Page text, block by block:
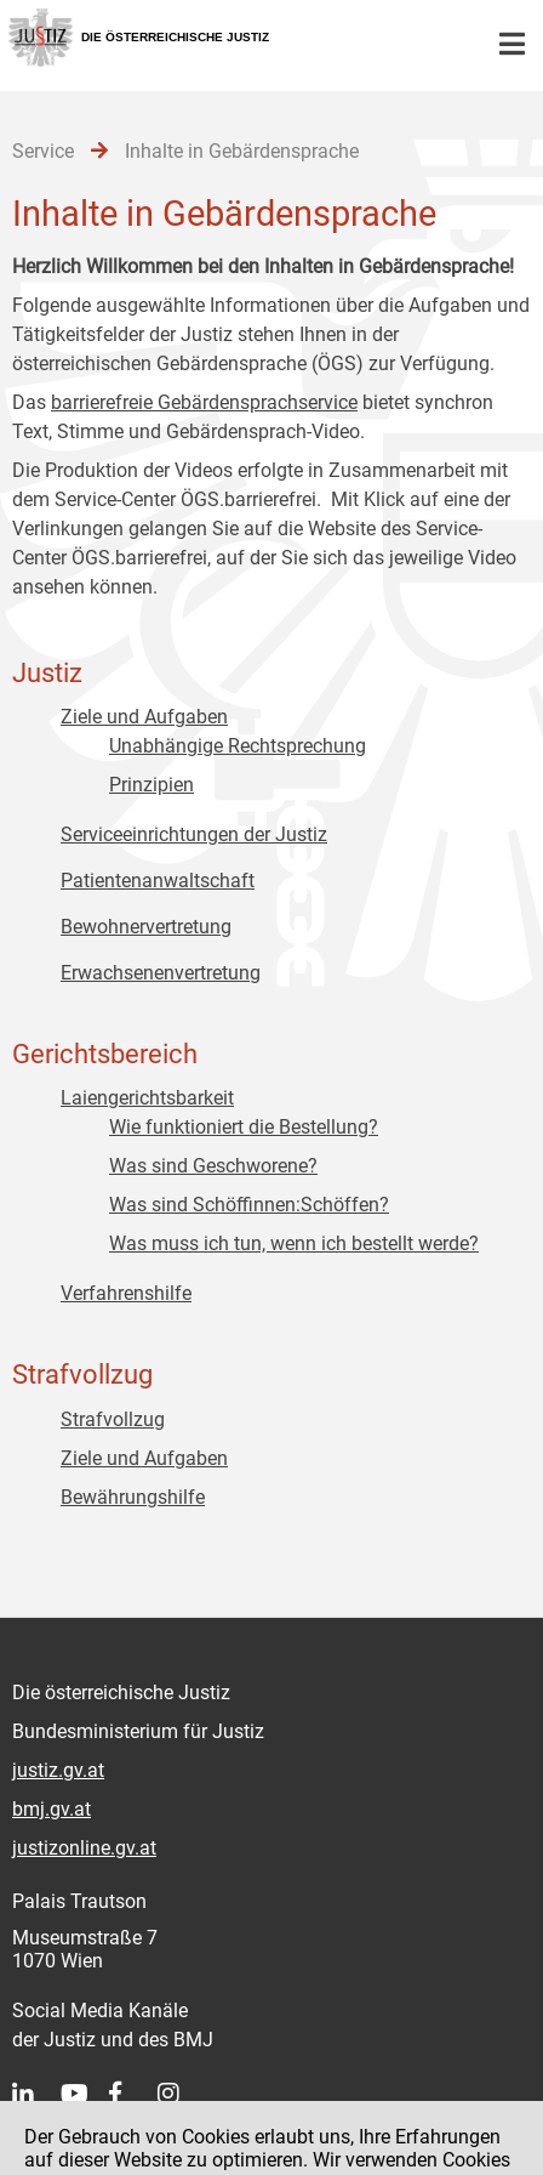
Zur
Hauptnavigation
[1]
Zum
Inhalt
[2]
Zum
Untermenü
[3]
DIE ÖSTERREICHISCHE JUSTIZ
Service Inhalte in Gebärdensprache
Inhalte in Gebärdensprache
Herzlich Willkommen bei den Inhalten in Gebärdensprache!
Folgende ausgewählte Informationen über die Aufgaben und
Tätigkeitsfelder der Justiz stehen Ihnen in der
österreichischen Gebärdensprache (ÖGS) zur Verfügung.
Das barrierefreie Gebärdensprachservice bietet synchron
Text, Stimme und Gebärdensprach-Video.
Die Produktion der Videos erfolgte in Zusammenarbeit mit
dem Service-Center ÖGS.barrierefrei. Mit Klick auf eine der
Verlinkungen gelangen Sie auf die Website des Service-
Center ÖGS.barrierefrei, auf der Sie sich das jeweilige Video
ansehen können.
Justiz
Ziele und Aufgaben
Unabhängige Rechtsprechung
Prinzipien
Serviceeinrichtungen der Justiz
Patientenanwaltschaft
Bewohnervertretung
Erwachsenenvertretung
Gerichtsbereich
Laiengerichtsbarkeit
Wie funktioniert die Bestellung?
Was sind Geschworene?
Was sind Schöffinnen:Schöffen?
Was muss ich tun, wenn ich bestellt werde?
Verfahrenshilfe
Strafvollzug
Strafvollzug
Ziele und Aufgaben
Bewährungshilfe
Die österreichische Justiz
Bundesministerium für Justiz
justiz.gv.at
bmj.gv.at
justizonline.gv.at
Palais Trautson
Museumstraße 7
1070 Wien
Social Media Kanäle
der Justiz und des BMJ
Kontakt
Der Gebrauch von Cookies erlaubt uns, Ihre Erfahrungen
auf dieser Website zu optimieren. Wir verwenden Cookies